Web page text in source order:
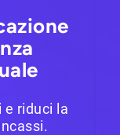
riduci la